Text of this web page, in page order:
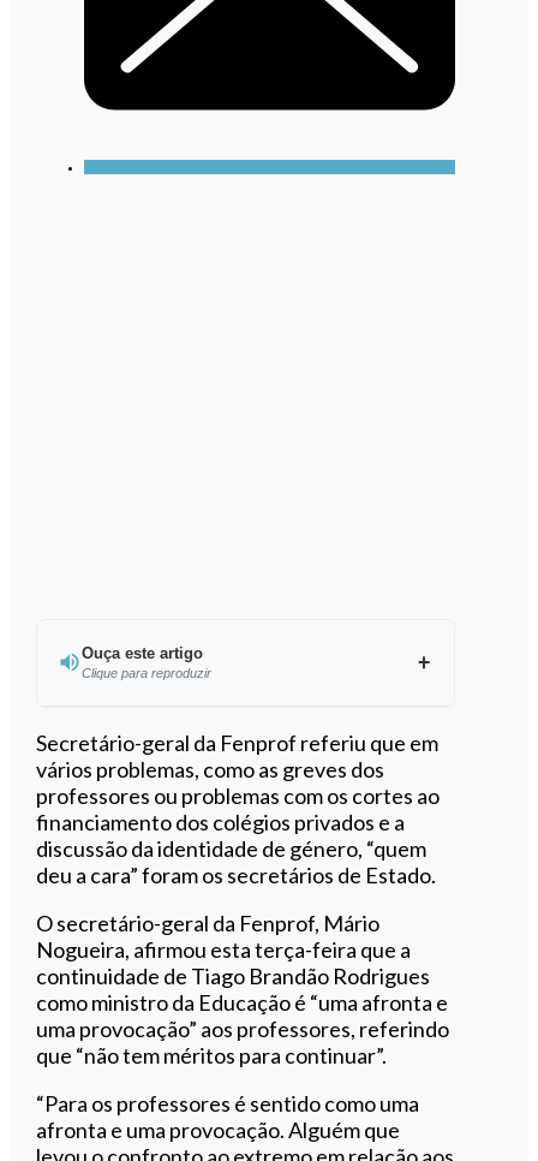
Ouça este artigo
Clique para reproduzir
Ouvir este artigo
Secretário-geral da Fenprof referiu que em
vários problemas, como as greves dos
professores ou problemas com os cortes ao
financiamento dos colégios privados e a
discussão da identidade de género, “quem
deu a cara” foram os secretários de Estado.
O secretário-geral da Fenprof, Mário
Nogueira, afirmou esta terça-feira que a
continuidade de Tiago Brandão Rodrigues
como ministro da Educação é “uma afronta e
uma provocação” aos professores, referindo
que “não tem méritos para continuar”.
“Para os professores é sentido como uma
afronta e uma provocação. Alguém que